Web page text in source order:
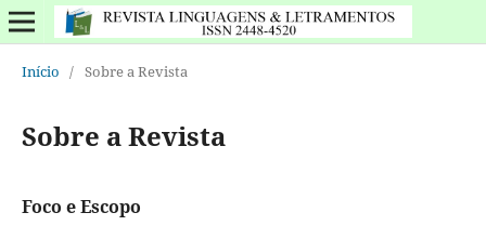
Início / Sobre a Revista
Sobre a Revista
Foco e Escopo